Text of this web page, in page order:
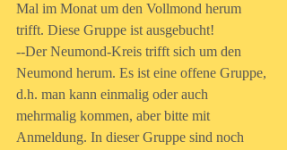
Mal im Monat um den Vollmond herum
trifft. Diese Gruppe ist ausgebucht!
--Der Neumond-Kreis trifft sich um den
Neumond herum. Es ist eine offene Gruppe,
d.h. man kann einmalig oder auch
mehrmalig kommen, aber bitte mit
Anmeldung. In dieser Gruppe sind noch